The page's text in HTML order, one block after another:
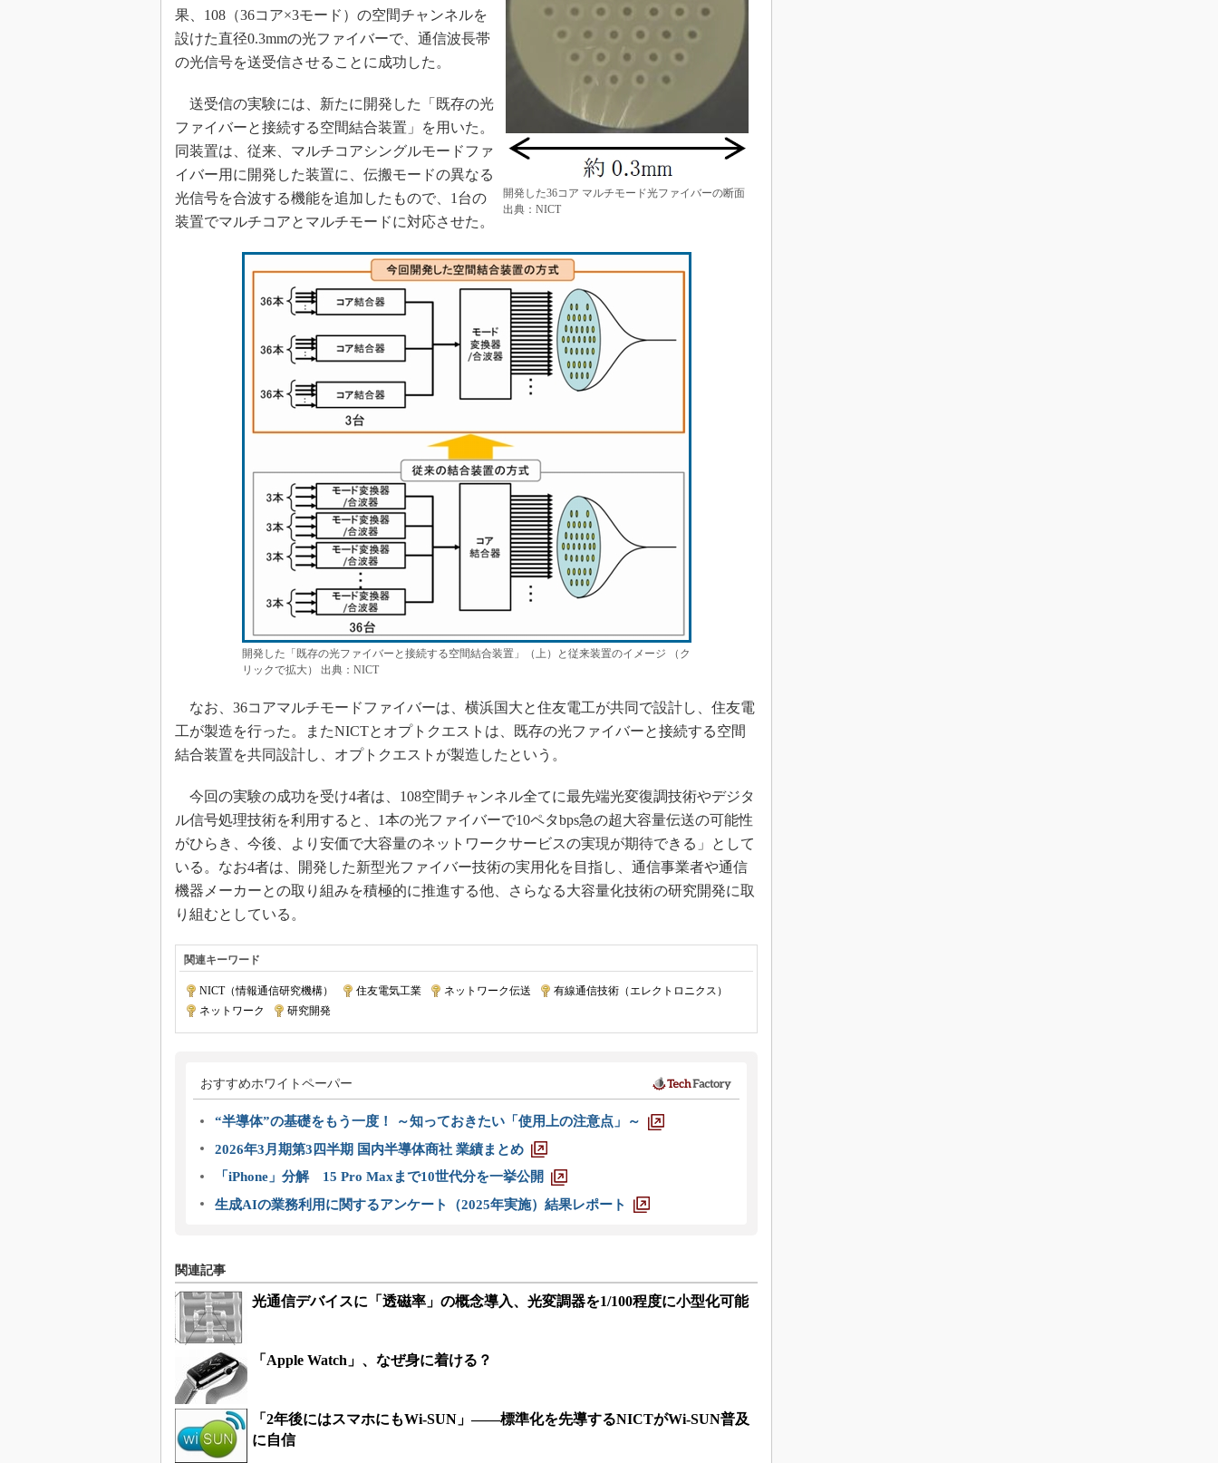
開発した36コア マルチモード光ファイバーの断面
出典：NICT
果、108（36コア×3モード）の空間チャンネルを
設けた直径0.3mmの光ファイバーで、通信波長帯
の光信号を送受信させることに成功した。
送受信の実験には、新たに開発した「既存の光
ファイバーと接続する空間結合装置」を用いた。
同装置は、従来、マルチコアシングルモードファ
イバー用に開発した装置に、伝搬モードの異なる
光信号を合波する機能を追加したもので、1台の
装置でマルチコアとマルチモードに対応させた。
開発した「既存の光ファイバーと接続する空間結合装置」（上）と従来装置のイメージ （ク
リックで拡大） 出典：NICT
なお、36コアマルチモードファイバーは、横浜国大と住友電工が共同で設計し、住友電
工が製造を行った。またNICTとオプトクエストは、既存の光ファイバーと接続する空間
結合装置を共同設計し、オプトクエストが製造したという。
今回の実験の成功を受け4者は、108空間チャンネル全てに最先端光変復調技術やデジタ
ル信号処理技術を利用すると、1本の光ファイバーで10ペタbps急の超大容量伝送の可能性
がひらき、今後、より安価で大容量のネットワークサービスの実現が期待できる」として
いる。なお4者は、開発した新型光ファイバー技術の実用化を目指し、通信事業者や通信
機器メーカーとの取り組みを積極的に推進する他、さらなる大容量化技術の研究開発に取
り組むとしている。
関連キーワード
NICT（情報通信研究機構） 住友電気工業 ネットワーク伝送 有線通信技術（エレクトロニクス）
ネットワーク
研究開発
おすすめホワイトペーパー
“半導体”の基礎をもう一度！ ～知っておきたい「使用上の注意点」～
2026年3月期第3四半期 国内半導体商社 業績まとめ
「iPhone」分解 15 Pro Maxまで10世代分を一挙公開
生成AIの業務利用に関するアンケート（2025年実施）結果レポート
関連記事
光通信デバイスに「透磁率」の概念導入、光変調器を1/100程度に小型化可能
「Apple Watch」、なぜ身に着ける？
「2年後にはスマホにもWi-SUN」――標準化を先導するNICTがWi-SUN普及
に自信